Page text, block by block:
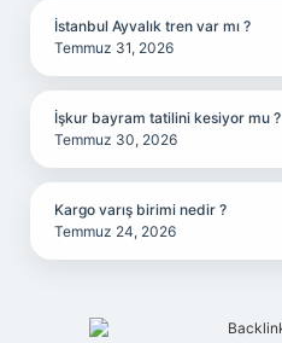
İstanbul Ayvalık tren var mı ?
Temmuz 31, 2026
İşkur bayram tatilini kesiyor mu ?
Temmuz 30, 2026
Kargo varış birimi nedir ?
Temmuz 24, 2026